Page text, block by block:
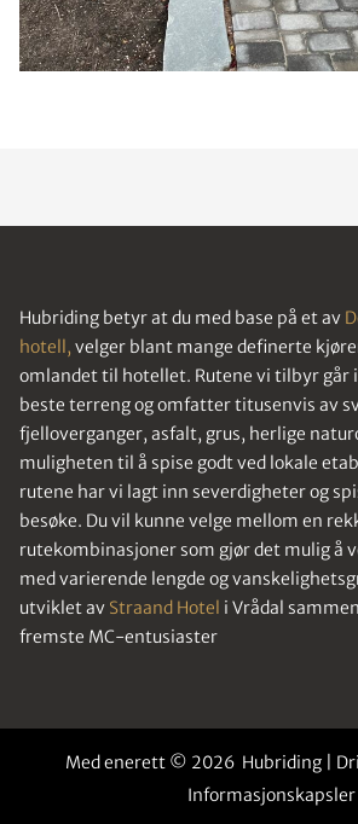
Hubriding betyr at du med base på et av
hotell, velger blant mange definerte
omlandet til hotellet. Rutene vi tilbyr går i
beste terreng og omfatter titusenvis av
fjelloverganger, asfalt, grus, herlige
muligheten til å spise godt ved lokale
rutene har vi lagt inn severdigheter og
besøke. Du vil kunne velge mellom en
rutekombinasjoner som gjør det mulig å
med varierende lengde og
utviklet av Straand Hotel i Vrådal
fremste MC-entusiaster
Med enerett © 2026 Hubriding |
Informasjonskapsler